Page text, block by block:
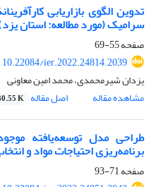
تدوین الگوی بازاریابی
سرامیک (مورد مطالعه: استان
صفحه55-69
10.22084/ier.2022.24814.2039
یزدان شیرمحمدی، محمد امین معاونی
مشاهده مقاله
اصل مقاله K
طراحی مدل توسعه‌یافته
برنامه‌ریزی احتیاجات مواد و
صفحه71-93